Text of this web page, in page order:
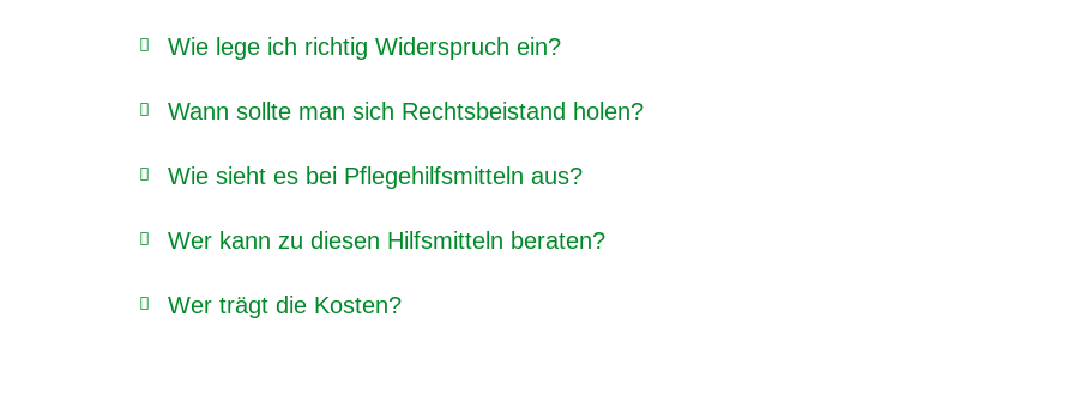
Wie lege ich richtig Widerspruch ein?
Wann sollte man sich Rechtsbeistand holen?
Wie sieht es bei Pflegehilfsmitteln aus?
Wer kann zu diesen Hilfsmitteln beraten?
Wer trägt die Kosten?